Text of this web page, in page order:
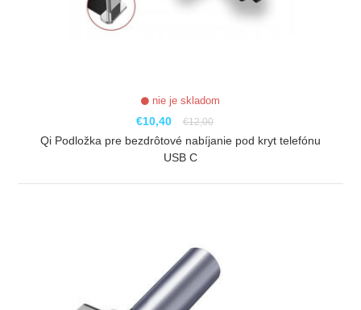
nie je skladom
€10,40 €12,00
Qi Podložka pre bezdrôtové nabíjanie pod kryt telefónu
USB C